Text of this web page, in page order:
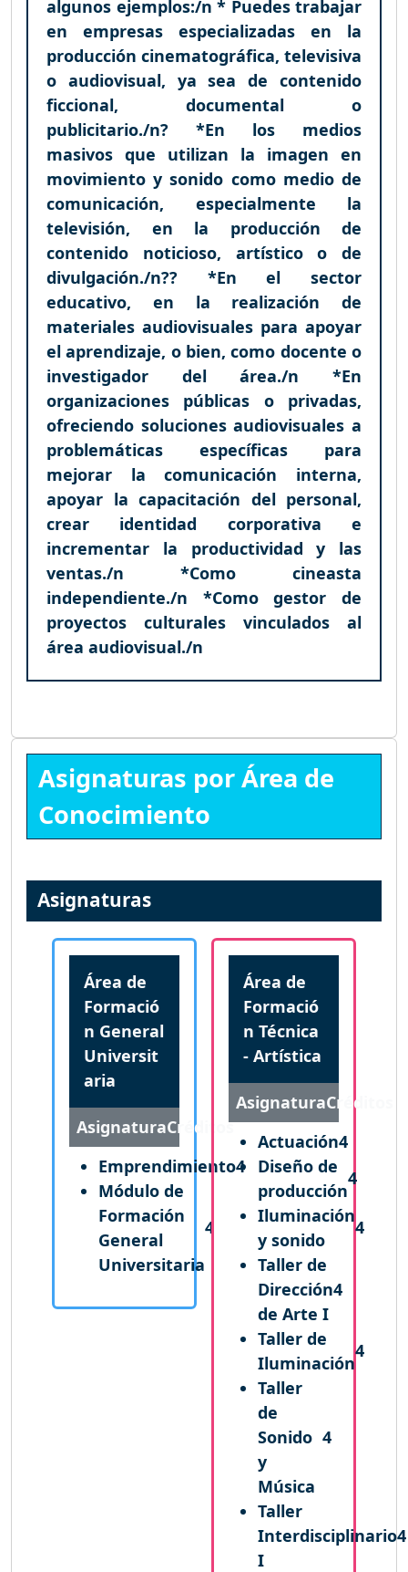
algunos ejemplos:/n * Puedes trabajar
en empresas especializadas en la
producción cinematográfica, televisiva
o audiovisual, ya sea de contenido
ficcional, documental o
publicitario./n? *En los medios
masivos que utilizan la imagen en
movimiento y sonido como medio de
comunicación, especialmente la
televisión, en la producción de
contenido noticioso, artístico o de
divulgación./n?? *En el sector
educativo, en la realización de
materiales audiovisuales para apoyar
el aprendizaje, o bien, como docente o
investigador del área./n *En
organizaciones públicas o privadas,
ofreciendo soluciones audiovisuales a
problemáticas específicas para
mejorar la comunicación interna,
apoyar la capacitación del personal,
crear identidad corporativa e
incrementar la productividad y las
ventas./n *Como cineasta
independiente./n *Como gestor de
proyectos culturales vinculados al
área audiovisual./n
Asignaturas por Área de
Conocimiento
Asignaturas
Área de
Formació
n General
Universit
aria
AsignaturaCréditos
Emprendimiento4
Módulo de
Formación
General
Universitaria
4
Área de
Formació
n Técnica
- Artística
AsignaturaCréditos
Actuación4
Diseño de
producción
4
Iluminación
y sonido
4
Taller de
Dirección
de Arte I
4
Taller de
Iluminación
4
Taller
de
Sonido
y
Música
4
Taller
Interdisciplinario
I
4